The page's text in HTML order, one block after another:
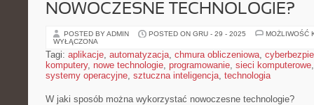
NOWOCZESNE TECHNOLOGIE?
POSTED BY ADMIN POSTED ON GRU - 29 - 2025
MOŻLIWOŚĆ
WYŁĄCZONA
Tagi: aplikacje, automatyzacja, chmura obliczeniowa,
komputery, nowe technologie, programowanie, sieci komputerowe
systemy operacyjne, sztuczna inteligencja, technologia
W jaki sposób można wykorzystać nowoczesne technologie?